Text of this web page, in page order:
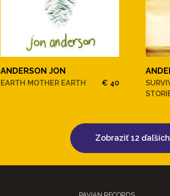
ANDERSON JON
EARTH MOTHER EARTH € 40
Zobraziť 12 ďaľších